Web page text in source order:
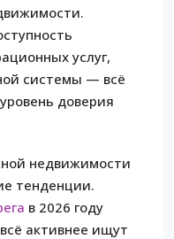
услуг,
системы — всё
доверия
недвижимости
тенденции.
в 2026 году
активнее ищут